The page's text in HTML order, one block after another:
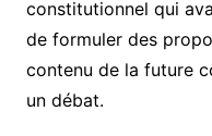
constitutionnel qui
de formuler des
contenu de la future
un débat.